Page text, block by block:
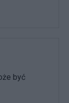
być